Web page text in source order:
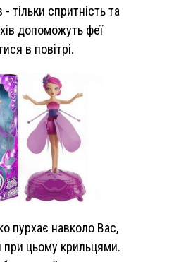
тільки спритність та
допоможуть феї
в повітрі.
пурхає навколо Вас,
при цьому крильцями.